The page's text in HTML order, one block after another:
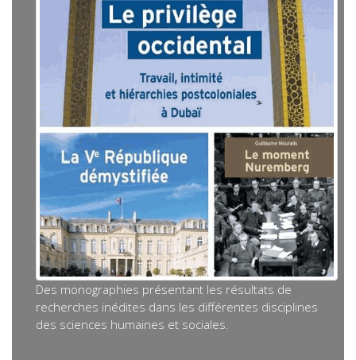
Des monographies présentant les résultats de
recherches inédites dans les différentes disciplines
des sciences humaines et sociales.